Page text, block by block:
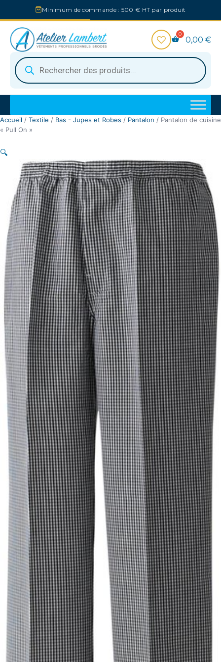
au
contenu
Minimum de commande : 500 € HT par produit
Recherche
de
produits
0,00 €
Accueil / Textile / Bas - Jupes et Robes / Pantalon / Pantalon de cuisine
« Pull On »
🔍